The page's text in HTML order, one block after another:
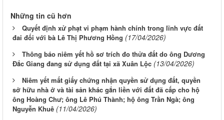
Những tin cũ hơn
Quyết định xử phạt vi phạm hành chính trong lĩnh vực đất
đai đối với bà Lê Thị Phương Hồng (17/04/2026)
Thông báo niêm yết hồ sơ trích đo thửa đất do ông Dương
Đắc Giang đang sử dụng đất tại xã Xuân Lộc (13/04/2026)
Niêm yết mất giấy chứng nhận quyền sử dụng đất, quyền
sở hữu nhà ở và tài sản khác gắn liền với đất đã cấp cho hộ
ông Hoàng Chư; ông Lê Phú Thành; hộ ông Trần Ngà; ông
Nguyễn Khuê (11/04/2026)